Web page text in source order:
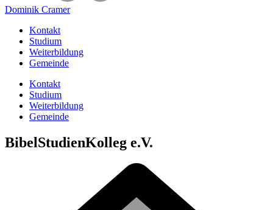
Dominik Cramer
Kontakt
Studium
Weiterbildung
Gemeinde
Kontakt
Studium
Weiterbildung
Gemeinde
BibelStudienKolleg e.V.